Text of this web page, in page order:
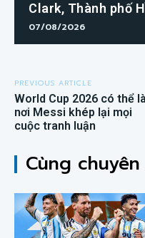
Clark, Thành phố
07/08/2026
PREVIOUS ARTICLE
World Cup 2026 có thể
nơi Messi khép lại mọi
cuộc tranh luận
Cùng